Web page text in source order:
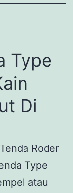
Type
Di
Roder
Type
atau